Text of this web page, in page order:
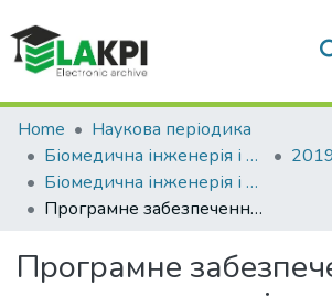
Communities & Collections
All of DSpace
Statistics
Home
Наукова періодика
Біомедична інженерія і технологія
2019
Біомедична інженерія і технологія, № 2
Програмне забезпечення для пошуку точок зміни триплетної періодичності
Програмне